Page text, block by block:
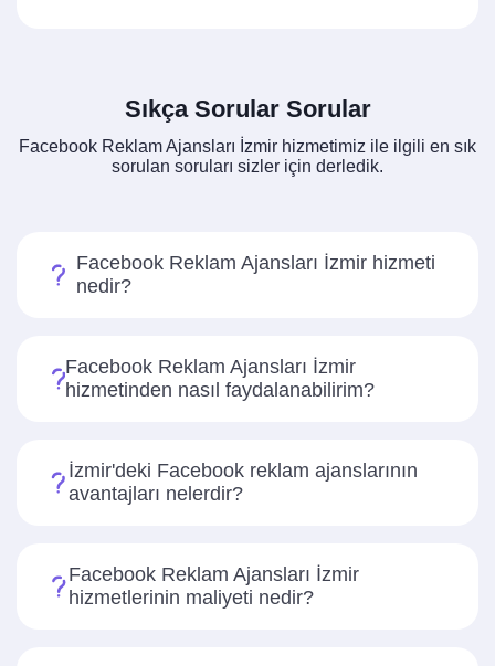
Sıkça Sorular Sorular
Facebook Reklam Ajansları İzmir hizmetimiz ile ilgili en sık
sorulan soruları sizler için derledik.
Facebook Reklam Ajansları İzmir hizmeti
nedir?
Facebook Reklam Ajansları İzmir
hizmetinden nasıl faydalanabilirim?
İzmir'deki Facebook reklam ajanslarının
avantajları nelerdir?
Facebook Reklam Ajansları İzmir
hizmetlerinin maliyeti nedir?